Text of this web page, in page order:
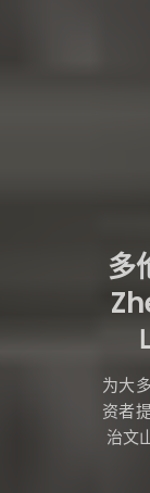
多
为大
资者
治文